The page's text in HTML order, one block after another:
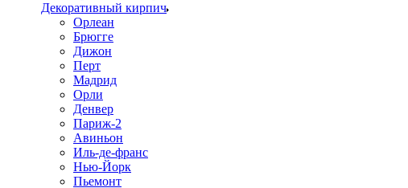
Декоративный кирпич
Орлеан
Брюгге
Дижон
Перт
Мадрид
Орли
Денвер
Париж-2
Авиньон
Иль-де-франс
Нью-Йорк
Пьемонт